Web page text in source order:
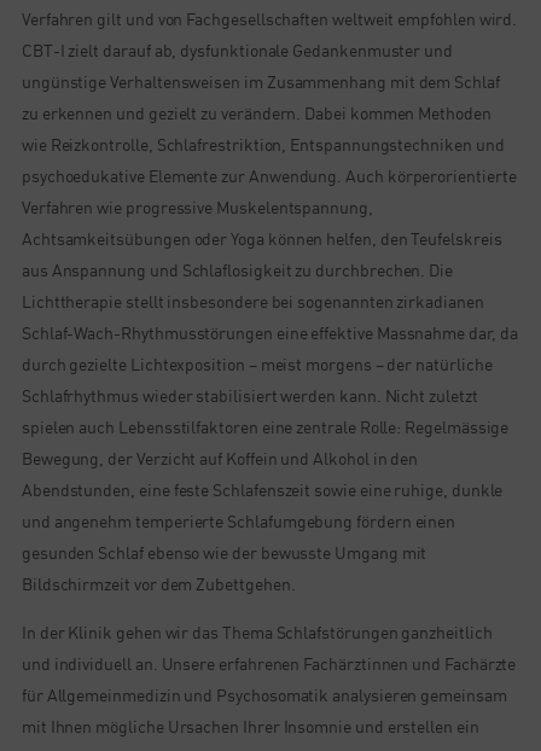
Verfahren gilt und von Fachgesellschaften weltweit empfohlen wird.
CBT-I zielt darauf ab, dysfunktionale Gedankenmuster und
ungünstige Verhaltensweisen im Zusammenhang mit dem Schlaf
zu erkennen und gezielt zu verändern. Dabei kommen Methoden
wie Reizkontrolle, Schlafrestriktion, Entspannungstechniken und
psychoedukative Elemente zur Anwendung. Auch körperorientierte
Verfahren wie progressive Muskelentspannung,
Achtsamkeitsübungen oder Yoga können helfen, den Teufelskreis
aus Anspannung und Schlaflosigkeit zu durchbrechen. Die
Lichttherapie stellt insbesondere bei sogenannten zirkadianen
Schlaf-Wach-Rhythmusstörungen eine effektive Massnahme dar, da
durch gezielte Lichtexposition – meist morgens – der natürliche
Schlafrhythmus wieder stabilisiert werden kann. Nicht zuletzt
spielen auch Lebensstilfaktoren eine zentrale Rolle: Regelmässige
Bewegung, der Verzicht auf Koffein und Alkohol in den
Abendstunden, eine feste Schlafenszeit sowie eine ruhige, dunkle
und angenehm temperierte Schlafumgebung fördern einen
gesunden Schlaf ebenso wie der bewusste Umgang mit
Bildschirmzeit vor dem Zubettgehen.
In der Klinik gehen wir das Thema Schlafstörungen ganzheitlich
und individuell an. Unsere erfahrenen Fachärztinnen und Fachärzte
für Allgemeinmedizin und Psychosomatik analysieren gemeinsam
mit Ihnen mögliche Ursachen Ihrer Insomnie und erstellen ein